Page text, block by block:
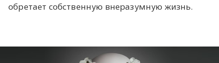
обретает собственную внеразумную жизнь.